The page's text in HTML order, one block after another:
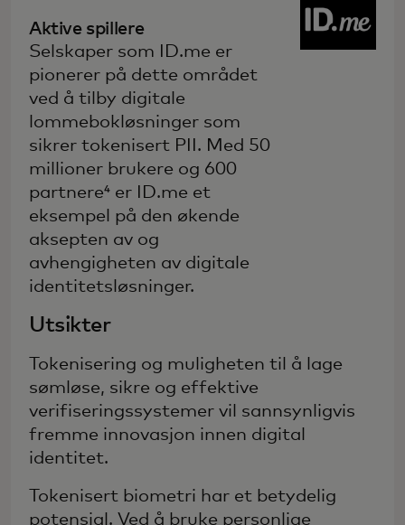
Aktive spillere
Selskaper som ID.me er
pionerer på dette området
ved å tilby digitale
lommebokløsninger som
sikrer tokenisert PII. Med 50
millioner brukere og 600
partnere⁴ er ID.me et
eksempel på den økende
aksepten av og
avhengigheten av digitale
identitetsløsninger.
Utsikter
Tokenisering og muligheten til å lage
sømløse, sikre og effektive
verifiseringssystemer vil sannsynligvis
fremme innovasjon innen digital
identitet.
Tokenisert biometri har et betydelig
potensial. Ved å bruke personlige